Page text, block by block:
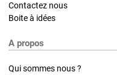
Contactez nous
Boite à idées
A propos
Qui sommes nous ?